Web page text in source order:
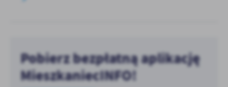
Pobierz bezpłatną aplikację
MieszkaniecINFO!